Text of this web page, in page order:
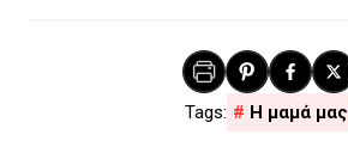
Η μαμά μας